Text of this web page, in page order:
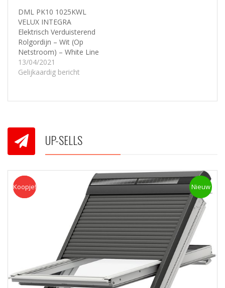
DML PK10 1025KWL
VELUX INTEGRA
Elektrisch Verduisterend
Rolgordijn – Wit (Op
Netstroom) – White Line
13/04/2021
Gelijkaardig bericht
UP-SELLS
Koopje Nieuw
Koopje!